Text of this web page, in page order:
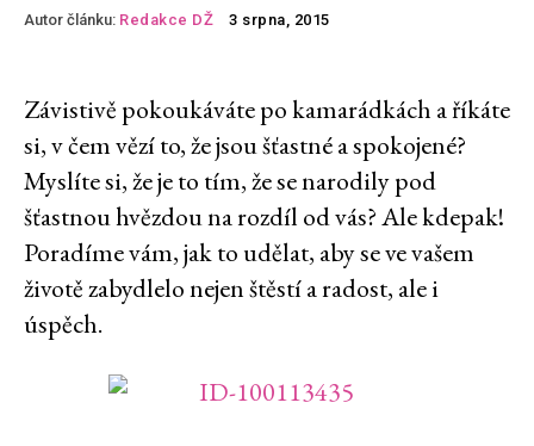
Autor článku: Redakce DŽ 3 srpna, 2015
Závistivě pokoukáváte po kamarádkách a říkáte
si, v čem vězí to, že jsou šťastné a spokojené?
Myslíte si, že je to tím, že se narodily pod
šťastnou hvězdou na rozdíl od vás? Ale kdepak!
Poradíme vám, jak to udělat, aby se ve vašem
životě zabydlelo nejen štěstí a radost, ale i
úspěch.